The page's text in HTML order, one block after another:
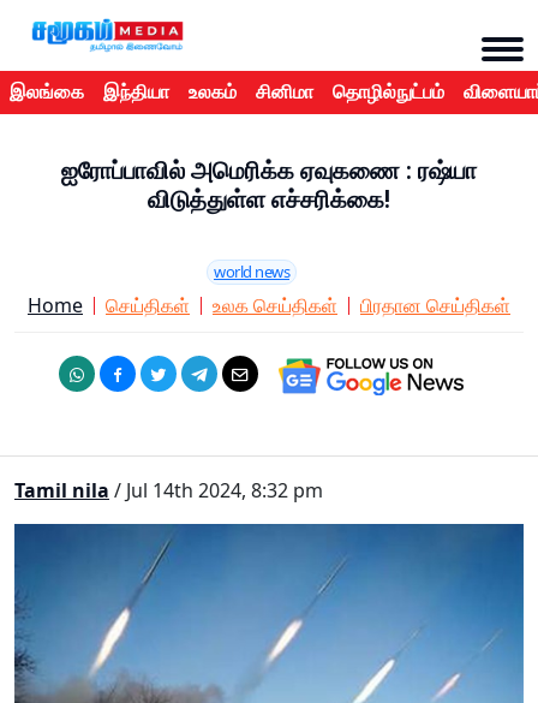
இலங்கை இந்தியா உலகம் சினிமா தொழில்நுட்பம்
ஐரோப்பாவில் அமெரிக்க ஏவுகணை : ரஷ்யா
விடுத்துள்ள எச்சரிக்கை!
world news
Home செய்திகள் உலக செய்திகள் பிரதான செய்திகள்
Tamil nila / Jul 14th 2024, 8:32 pm